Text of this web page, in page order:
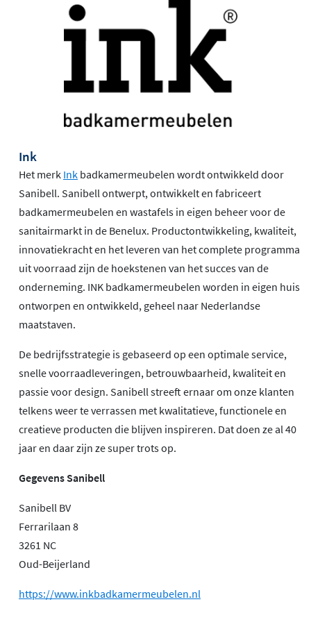
Ink
Het merk Ink badkamermeubelen wordt ontwikkeld door
Sanibell. Sanibell ontwerpt, ontwikkelt en fabriceert
badkamermeubelen en wastafels in eigen beheer voor de
sanitairmarkt in de Benelux. Productontwikkeling, kwaliteit,
innovatiekracht en het leveren van het complete programma
uit voorraad zijn de hoekstenen van het succes van de
onderneming. INK badkamermeubelen worden in eigen huis
ontworpen en ontwikkeld, geheel naar Nederlandse
maatstaven.
De bedrijfsstrategie is gebaseerd op een optimale service,
snelle voorraadleveringen, betrouwbaarheid, kwaliteit en
passie voor design. Sanibell streeft ernaar om onze klanten
telkens weer te verrassen met kwalitatieve, functionele en
creatieve producten die blijven inspireren. Dat doen ze al 40
jaar en daar zijn ze super trots op.
Gegevens Sanibell
Sanibell BV
Ferrarilaan 8
3261 NC
Oud-Beijerland
https://www.inkbadkamermeubelen.nl